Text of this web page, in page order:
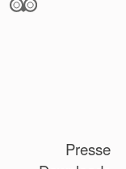
Presse